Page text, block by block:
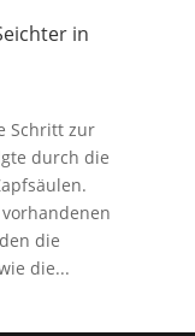
in
Schritt zur
durch die
die
die...